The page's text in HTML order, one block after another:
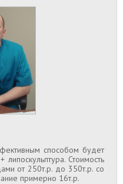
способом будет
липоскульптура. Стоимость
от 250т.р. до 350т.р. со
примерно 16т.р.